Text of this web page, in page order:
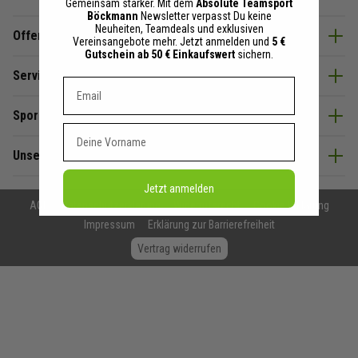
Offenes Ohr & Beratung
Service
SportBöckmann
Unsere Partner
AGB Datenschutzerklärung Widerrufsrecht
Cookie Erklärung
Impressum
Erklärung zur Barrierefreiheit
Vertrag widerrufen
Gemeinsam stärker. Mit dem Absolute Teamsport
Böckmann Newsletter verpasst Du keine
Neuheiten, Teamdeals und exklusiven
Vereinsangebote mehr. Jetzt anmelden und 5 €
Gutschein ab 50 € Einkaufswert sichern.
Dein E-mail Adresse
Vorname
Jetzt anmelden